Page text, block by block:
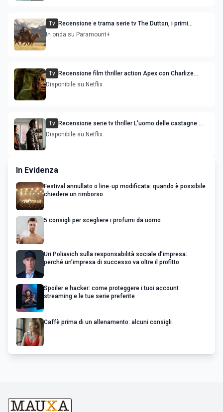
Tv Recensione e trama serie tv The Dutton, i primi
episodi dello spin-off di Yellowstone
In onda su Paramount+
Tv Recensione film thriller action Apex con Charlize
Theron e Taron Egerton
Disponibile su Netflix
Tv Recensione serie tv thriller L'uomo delle castagne:
Nascondino
Disponibile su Netflix
In Evidenza
Festival annullato o line-up modificata: quando è possibile
chiedere un rimborso
5 consigli per scegliere i profumi da uomo
Uri Poliavich sulla responsabilità sociale d’impresa:
perché un’impresa di successo va oltre il profitto
Spoiler e hacker: come proteggere i tuoi account
streaming e le tue serie preferite
Caffè prima di un allenamento: alcuni consigli